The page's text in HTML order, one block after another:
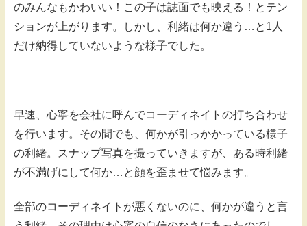
のみんなもかわいい！この子は誌面でも映える！とテン
ションが上がります。しかし、利緒は何か違う…と1人
だけ納得していないような様子でした。
早速、心寧を会社に呼んでコーディネイトの打ち合わせ
を行います。その間でも、何かが引っかかっている様子
の利緒。スナップ写真を撮っていきますが、ある時利緒
が不満げにして何か…と顔を歪ませて悩みます。
全部のコーディネイトが悪くないのに、何かが違うと言